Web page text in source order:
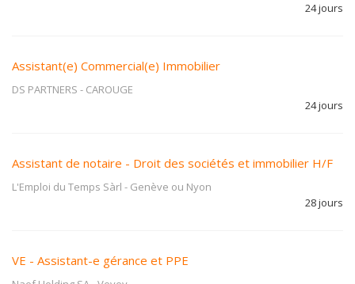
24 jours
Assistant(e) Commercial(e) Immobilier
DS PARTNERS - CAROUGE
24 jours
Assistant de notaire - Droit des sociétés et immobilier H/F
L'Emploi du Temps Sàrl - Genève ou Nyon
28 jours
VE - Assistant-e gérance et PPE